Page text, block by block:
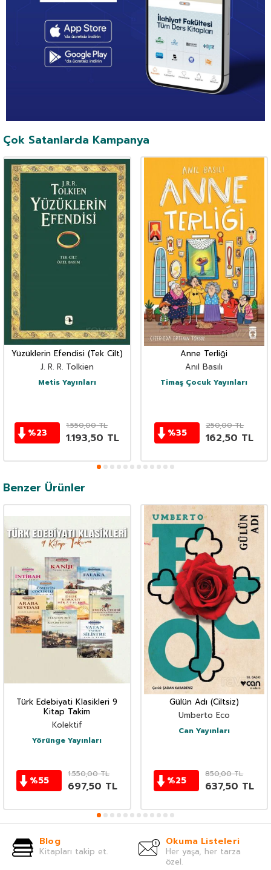
Çok Satanlarda Kampanya
Yüzüklerin Efendisi (Tek Cilt)
J. R. R. Tolkien
Metis Yayınları
%23
1.550,00TL
1.193,50 TL
Anne Terliği
Anıl Basılı
Timaş Çocuk Yayınları
%35
250,00TL
162,50 TL
Benzer Ürünler
Türk Edebiyati Klasikleri 9
Kitap Takim
Kolektif
Yörünge Yayınları
%55
1.550,00TL
697,50 TL
Gülün Adı (Ciltsiz)
Umberto Eco
Can Yayınları
%25
850,00TL
637,50 TL
Blog
Kitapları takip et.
Okuma Listeleri
Her yaşa, her tarza
özel.